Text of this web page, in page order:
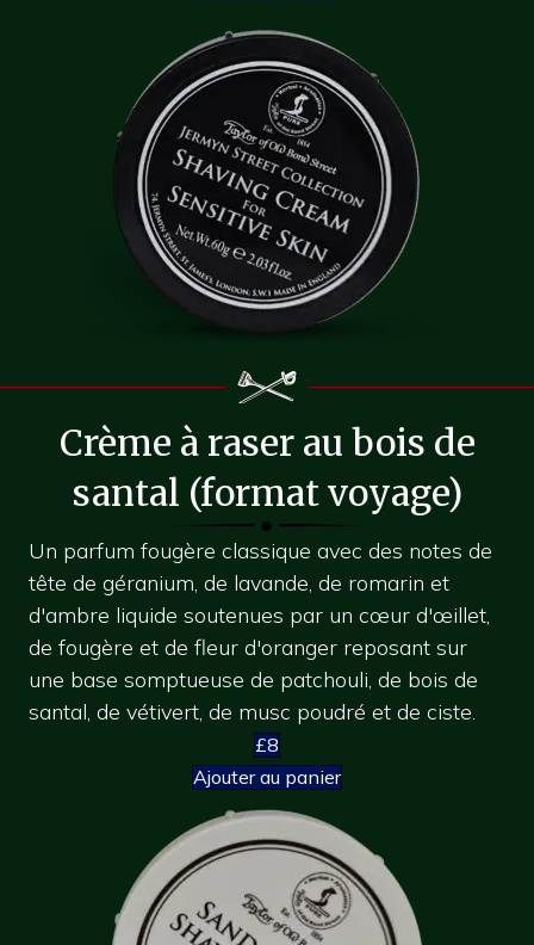
Crème à raser au bois de
santal (format voyage)
Un parfum fougère classique avec des notes de
tête de géranium, de lavande, de romarin et
d'ambre liquide soutenues par un cœur d'œillet,
de fougère et de fleur d'oranger reposant sur
une base somptueuse de patchouli, de bois de
santal, de vétivert, de musc poudré et de ciste.
£8
Ajouter au panier